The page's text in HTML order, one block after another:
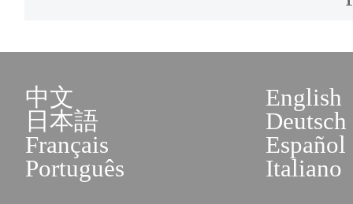
délivrer le « Certificat
étrangers » ou le «
capitaux étrangers » ou
l'entreprise à capitaux
Fengtai (îlot C du
services des affaires
Beijing)
中文
English
日本語
Deutsch
Français
Español
Português
Italiano